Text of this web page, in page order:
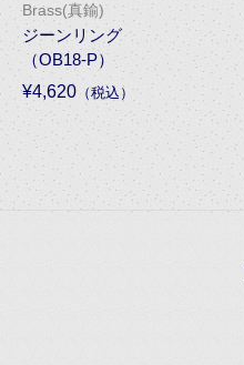
Brass(真鍮)
ジーンリング
（OB18-P）
¥4,620 （税込）